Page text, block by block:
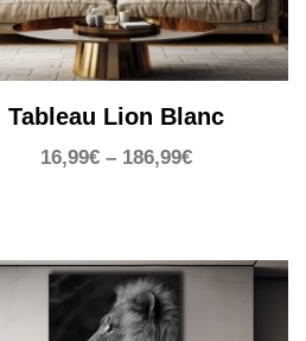
Tableau Lion Blanc
16,99€– 186,99€